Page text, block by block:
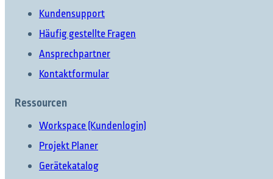
Kundensupport
Häufig gestellte Fragen
Ansprechpartner
Kontaktformular
Ressourcen
Workspace (Kundenlogin)
Projekt Planer
Gerätekatalog